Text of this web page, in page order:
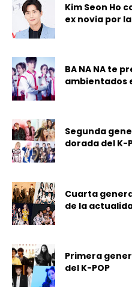
Kim Seon Ho
ex novia por
BA NA NA te
ambientados
Segunda
dorada del K-
Cuarta
de la
Primera
del K-POP